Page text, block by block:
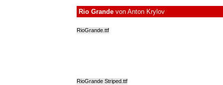
Rio Grande von Anton Krylov
RioGrande.ttf
RioGrande Striped.ttf